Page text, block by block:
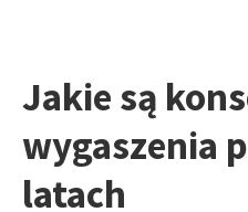
Jakie są
wygaszenia
latach